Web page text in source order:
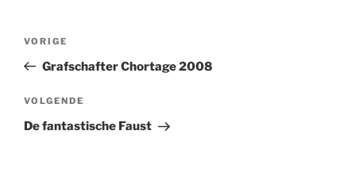
Vorig
bericht
VORIGE
Grafschafter Chortage 2008
Volgend
bericht
VOLGENDE
De fantastische Faust